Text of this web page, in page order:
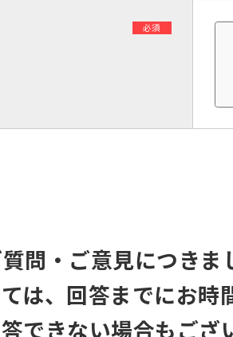
必須
問・ご意見につきま
は、回答までにお時
できない場合もござ